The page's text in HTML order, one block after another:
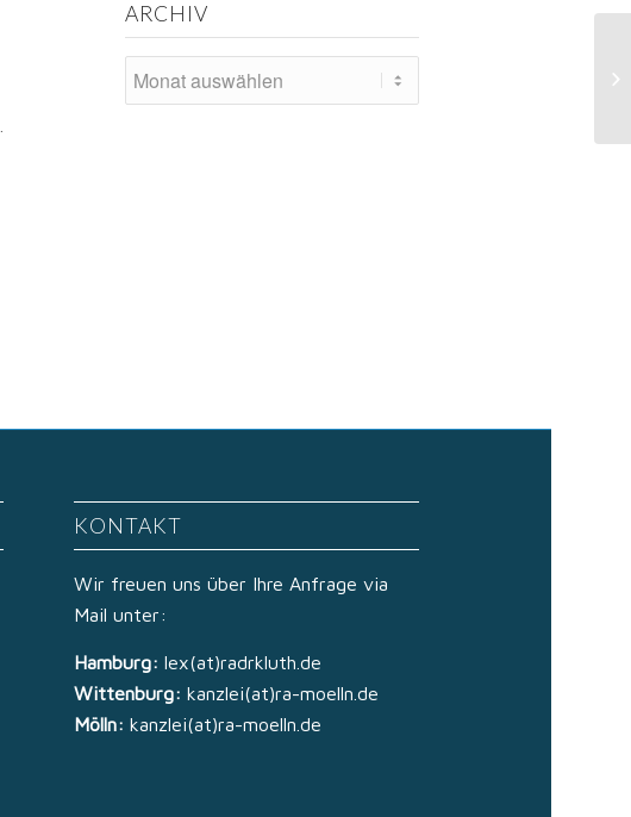
ARCHIV
KONTAKT
Wir freuen uns über Ihre Anfrage via
Mail unter:
Hamburg: lex(at)radrkluth.de
Wittenburg: kanzlei(at)ra-moelln.de
Mölln: kanzlei(at)ra-moelln.de